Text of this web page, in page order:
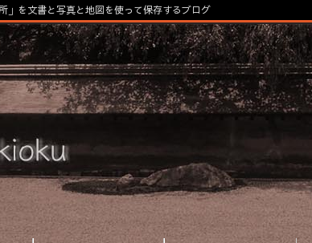
」を文書と写真と地図を使って保存するブログ